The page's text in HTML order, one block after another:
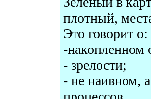
плотный,
Это говорит о:
-накопленном
- зрелости;
- не наивном,